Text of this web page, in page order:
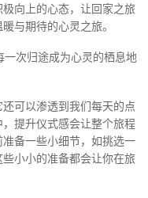
向上的心态，让回家之旅
与期待的心灵之旅。
可以渗透到我们每天的点
提升仪式感会让整个旅程
备一些小细节，如挑选一
小小的准备都会让你在旅